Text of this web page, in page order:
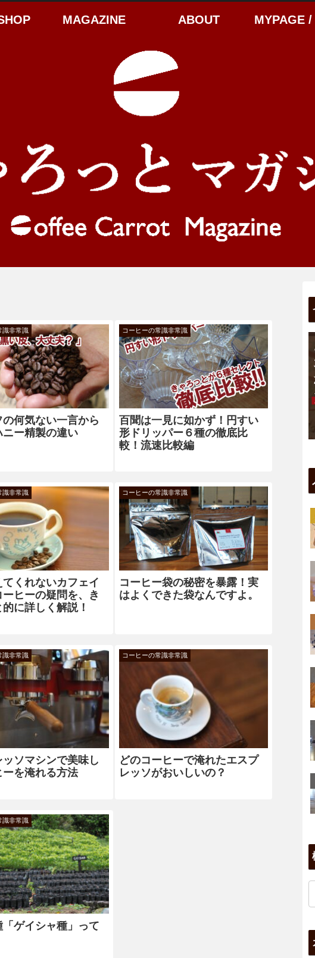
MAGAZINE ABOUT MYPAGE
識非常識
の何気ない一言から
ニー精製の違い
コーヒーの常識非常識
百聞は一見に如かず！円すい
形ドリッパー６種の徹底比
較！流速比較編
識非常識
くれないカフェイ
ーヒーの疑問を、き
に詳しく解説！
コーヒーの常識非常識
コーヒー袋の秘密を暴露！実
はよくできた袋なんですよ。
識非常識
ッソマシンで美味し
ーを淹れる方法
コーヒーの常識非常識
どのコーヒーで淹れたエスプ
レッソがおいしいの？
識非常識
ゲイシャ種」って